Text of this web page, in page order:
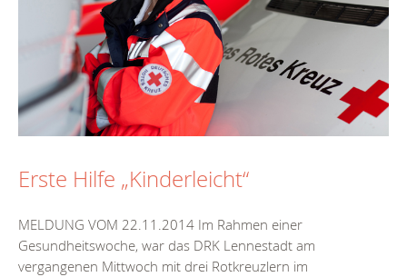
Erste Hilfe „Kinderleicht“
MELDUNG VOM 22.11.2014 Im Rahmen einer
Gesundheitswoche, war das DRK Lennestadt am
vergangenen Mittwoch mit drei Rotkreuzlern im